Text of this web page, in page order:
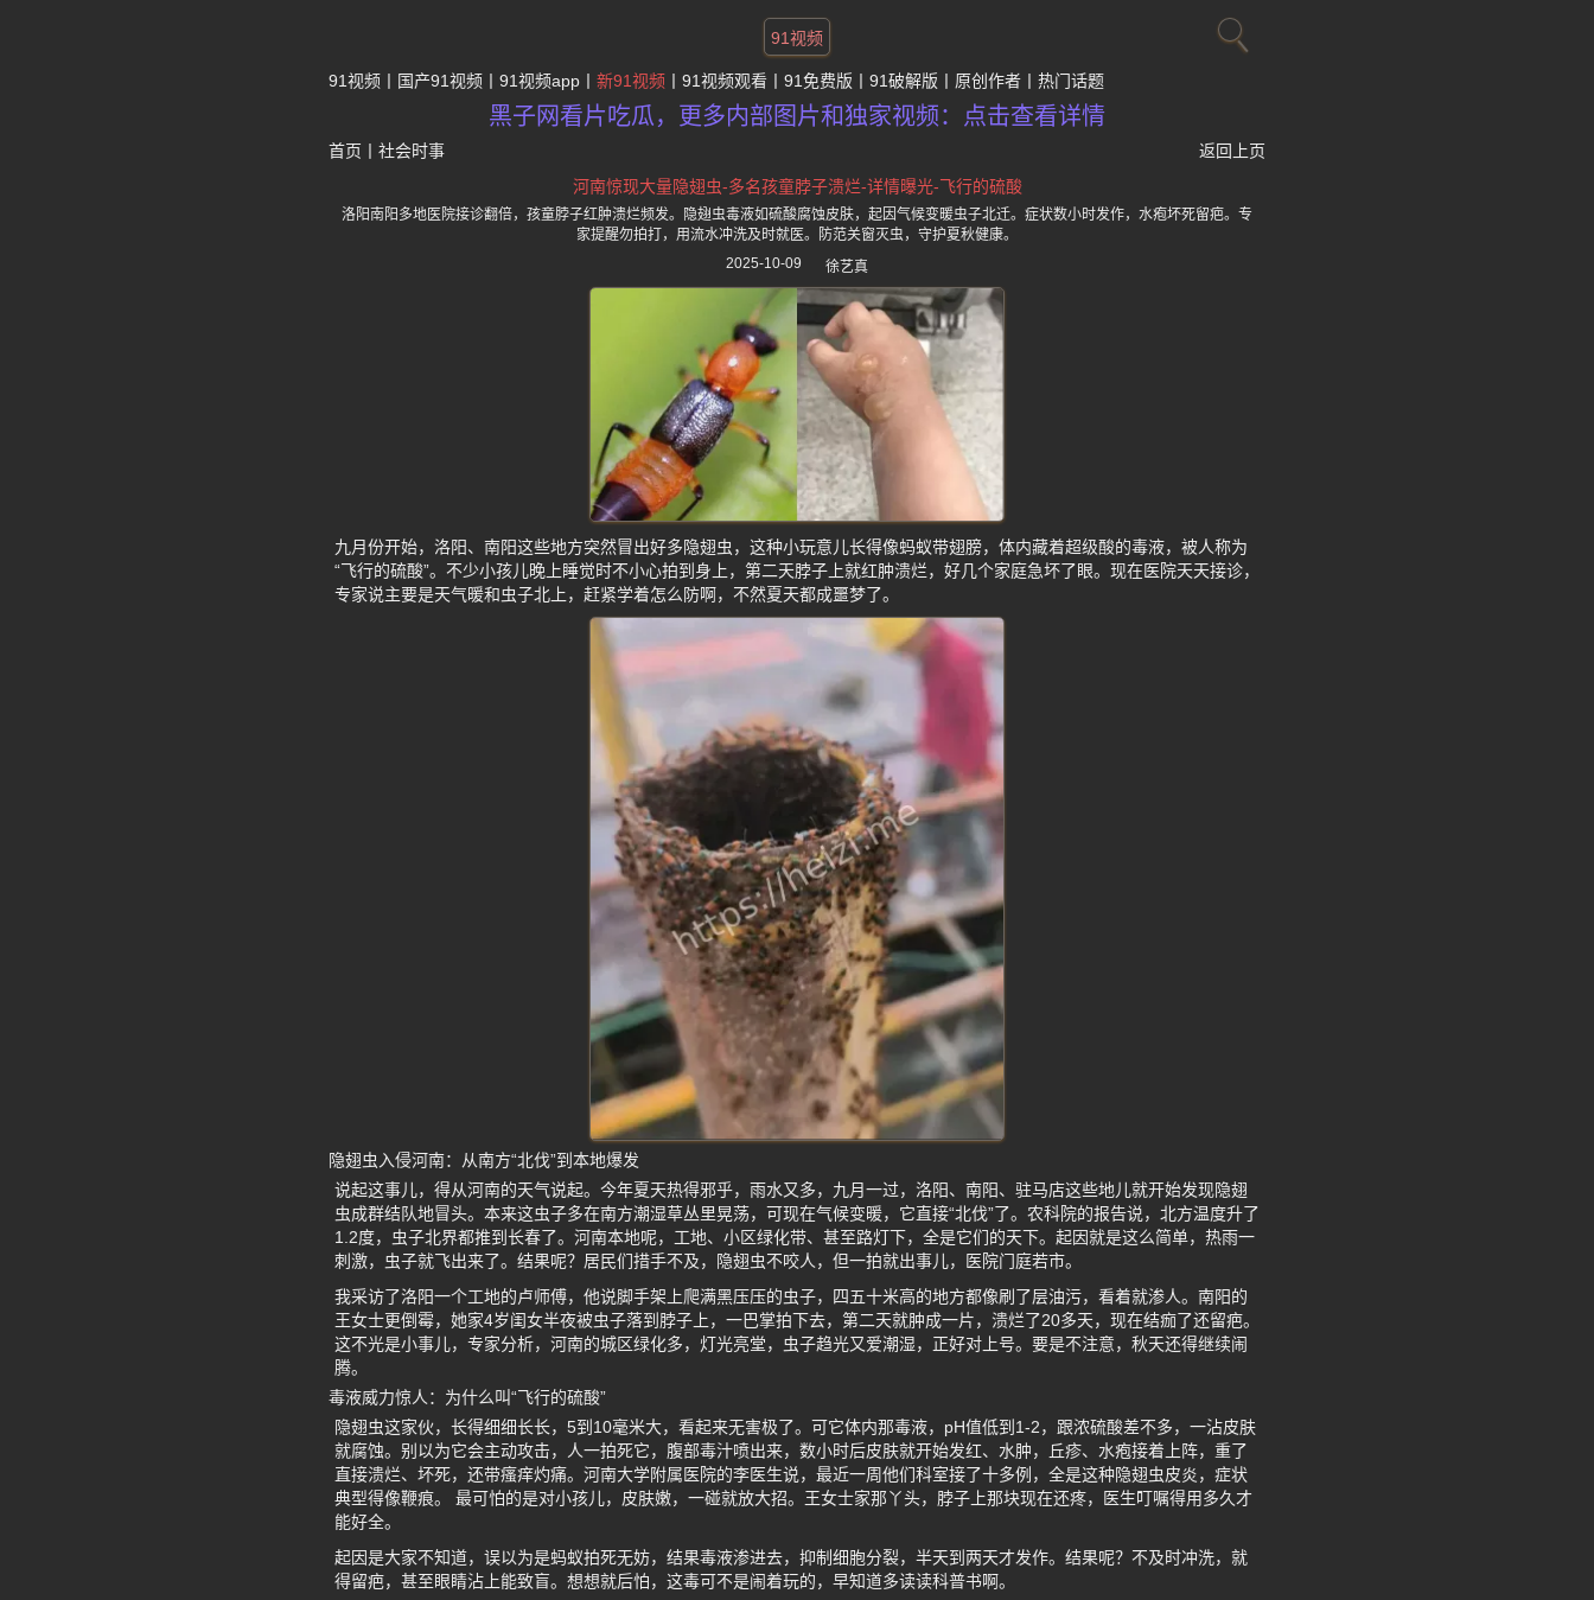
91视频
91视频 国产91视频 91视频app 新91视频 91视频观看 91免费版 91破解版 原创作者 热门话题
黑子网看片吃瓜，更多内部图片和独家视频：点击查看详情
首页 社会时事
返回上页
河南惊现大量隐翅虫-多名孩童脖子溃烂-详情曝光-飞行的硫酸
洛阳南阳多地医院接诊翻倍，孩童脖子红肿溃烂频发。隐翅虫毒液如硫酸腐蚀皮肤，起因气候变暖虫子北迁。症状数小时发作，水疱坏死留疤。专
家提醒勿拍打，用流水冲洗及时就医。防范关窗灭虫，守护夏秋健康。
2025-10-09
徐艺真
九月份开始，洛阳、南阳这些地方突然冒出好多隐翅虫，这种小玩意儿长得像蚂蚁带翅膀，体内藏着超级酸的毒液，被人称为
“飞行的硫酸”。不少小孩儿晚上睡觉时不小心拍到身上，第二天脖子上就红肿溃烂，好几个家庭急坏了眼。现在医院天天接诊，
专家说主要是天气暖和虫子北上，赶紧学着怎么防啊，不然夏天都成噩梦了。
隐翅虫入侵河南：从南方“北伐”到本地爆发
说起这事儿，得从河南的天气说起。今年夏天热得邪乎，雨水又多，九月一过，洛阳、南阳、驻马店这些地儿就开始发现隐翅
虫成群结队地冒头。本来这虫子多在南方潮湿草丛里晃荡，可现在气候变暖，它直接“北伐”了。农科院的报告说，北方温度升了
1.2度，虫子北界都推到长春了。河南本地呢，工地、小区绿化带、甚至路灯下，全是它们的天下。起因就是这么简单，热雨一
刺激，虫子就飞出来了。结果呢？居民们措手不及，隐翅虫不咬人，但一拍就出事儿，医院门庭若市。
我采访了洛阳一个工地的卢师傅，他说脚手架上爬满黑压压的虫子，四五十米高的地方都像刷了层油污，看着就渗人。南阳的
王女士更倒霉，她家4岁闺女半夜被虫子落到脖子上，一巴掌拍下去，第二天就肿成一片，溃烂了20多天，现在结痂了还留疤。
这不光是小事儿，专家分析，河南的城区绿化多，灯光亮堂，虫子趋光又爱潮湿，正好对上号。要是不注意，秋天还得继续闹
腾。
毒液威力惊人：为什么叫“飞行的硫酸”
隐翅虫这家伙，长得细细长长，5到10毫米大，看起来无害极了。可它体内那毒液，pH值低到1-2，跟浓硫酸差不多，一沾皮肤
就腐蚀。别以为它会主动攻击，人一拍死它，腹部毒汁喷出来，数小时后皮肤就开始发红、水肿，丘疹、水疱接着上阵，重了
直接溃烂、坏死，还带瘙痒灼痛。河南大学附属医院的李医生说，最近一周他们科室接了十多例，全是这种隐翅虫皮炎，症状
典型得像鞭痕。 最可怕的是对小孩儿，皮肤嫩，一碰就放大招。王女士家那丫头，脖子上那块现在还疼，医生叮嘱得用多久才
能好全。
起因是大家不知道，误以为是蚂蚁拍死无妨，结果毒液渗进去，抑制细胞分裂，半天到两天才发作。结果呢？不及时冲洗，就
得留疤，甚至眼睛沾上能致盲。想想就后怕，这毒可不是闹着玩的，早知道多读读科普书啊。